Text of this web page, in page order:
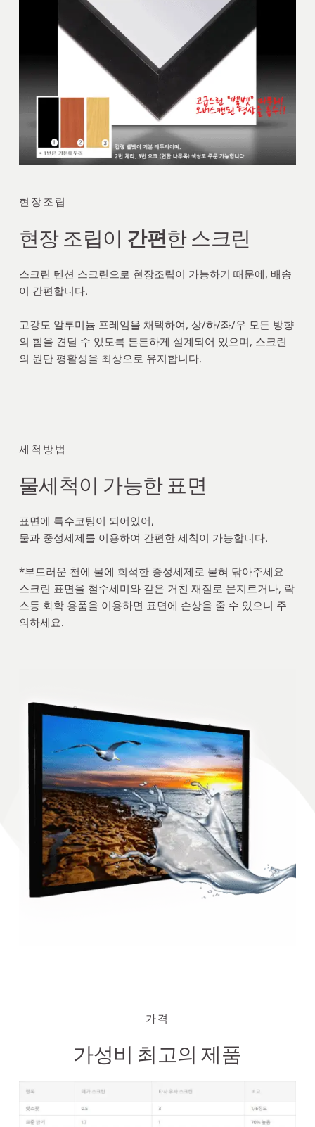
현장조립
현장 조립이 간편한 스크린
스크린 텐션 스크린으로 현장조립이 가능하기 때문에, 배송
이 간편합니다.
고강도 알루미늄 프레임을 채택하여, 상/하/좌/우 모든 방향
의 힘을 견딜 수 있도록 튼튼하게 설계되어 있으며, 스크린
의 원단 평활성을 최상으로 유지합니다.
세척방법
물세척이 가능한 표면
표면에 특수코팅이 되어있어,
물과 중성세제를 이용하여 간편한 세척이 가능합니다.
*부드러운 천에 물에 희석한 중성세제로 뭍혀 닦아주세요
스크린 표면을 철수세미와 같은 거친 재질로 문지르거나, 락
스등 화학 용품을 이용하면 표면에 손상을 줄 수 있으니 주
의하세요.
가격
가성비 최고의 제품